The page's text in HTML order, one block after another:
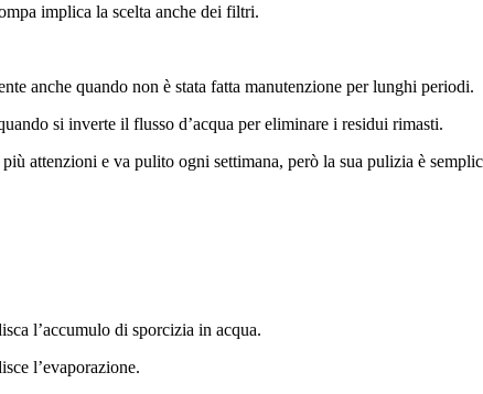
implica la scelta anche dei filtri.
anche quando non è stata fatta manutenzione per lunghi periodi.
si inverte il flusso d’acqua per eliminare i residui rimasti.
attenzioni e va pulito ogni settimana, però la sua pulizia è
l’accumulo di sporcizia in acqua.
l’evaporazione.